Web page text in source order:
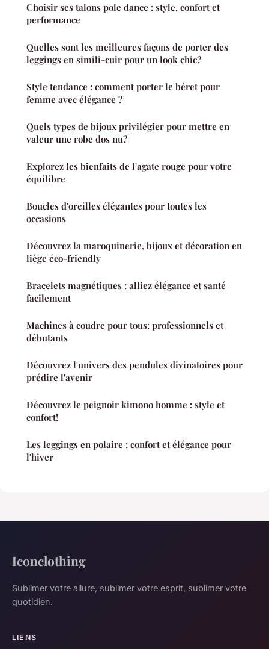
Choisir ses talons pole dance : style, confort et
performance
Quelles sont les meilleures façons de porter des
leggings en simili-cuir pour un look chic?
Style tendance : comment porter le béret pour
femme avec élégance ?
Quels types de bijoux privilégier pour mettre en
valeur une robe dos nu?
Explorez les bienfaits de l'agate rouge pour votre
équilibre
Boucles d'oreilles élégantes pour toutes les
occasions
Découvrez la maroquinerie, bijoux et décoration en
liège éco-friendly
Bracelets magnétiques : alliez élégance et santé
facilement
Machines à coudre pour tous: professionnels et
débutants
Découvrez l'univers des pendules divinatoires pour
prédire l'avenir
Découvrez le peignoir kimono homme : style et
confort!
Les leggings en polaire : confort et élégance pour
l'hiver
Iconclothing
Sublimer votre allure, sublimer votre esprit, sublimer votre
quotidien.
LIENS